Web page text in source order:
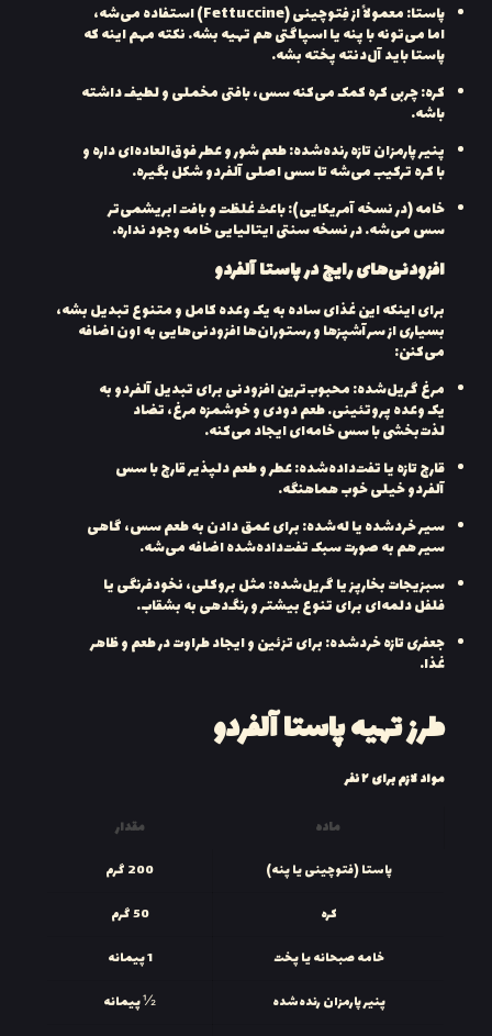
پاستا: معمولاً از فِتوچینی (Fettuccine) استفاده می‌شه،
اما می‌تونه با پنه یا اسپاگتی هم تهیه بشه. نکته مهم اینه که
پاستا باید آل‌دنته پخته بشه.
کره: چربی کره کمک می‌کنه سس، بافتی مخملی و لطیف داشته
باشه.
پنیر پارمزان تازه رنده‌شده: طعم شور و عطر فوق‌العاده‌ای داره و
با کره ترکیب می‌شه تا سس اصلی آلفردو شکل بگیره.
خامه (در نسخه آمریکایی): باعث غلظت و بافت ابریشمی‌تر
سس می‌شه. در نسخه سنتی ایتالیایی خامه وجود نداره.
افزودنی‌های رایج در پاستا آلفردو
برای اینکه این غذای ساده به یک وعده کامل و متنوع تبدیل بشه،
بسیاری از سرآشپزها و رستوران‌ها افزودنی‌هایی به اون اضافه
می‌کنن:
مرغ گریل‌شده: محبوب‌ترین افزودنی برای تبدیل آلفردو به
یک وعده پروتئینی. طعم دودی و خوشمزه مرغ، تضاد
لذت‌بخشی با سس خامه‌ای ایجاد می‌کنه.
قارچ تازه یا تفت‌داده‌شده: عطر و طعم دلپذیر قارچ با سس
آلفردو خیلی خوب هماهنگه.
سیر خردشده یا له‌شده: برای عمق دادن به طعم سس، گاهی
سیر هم به صورت سبک تفت‌داده‌شده اضافه می‌شه.
سبزیجات بخارپز یا گریل‌شده: مثل بروکلی، نخودفرنگی یا
فلفل دلمه‌ای برای تنوع بیشتر و رنگ‌دهی به بشقاب.
جعفری تازه خردشده: برای تزئین و ایجاد طراوت در طعم و ظاهر
غذا.
طرز تهیه پاستا آلفردو
مواد لازم برای ۲ نفر
ماده
مقدار
پاستا (فتوچینی یا پنه)
200 گرم
کره
50 گرم
خامه صبحانه یا پخت
1 پیمانه
پنیر پارمزان رنده‌شده
½ پیمانه